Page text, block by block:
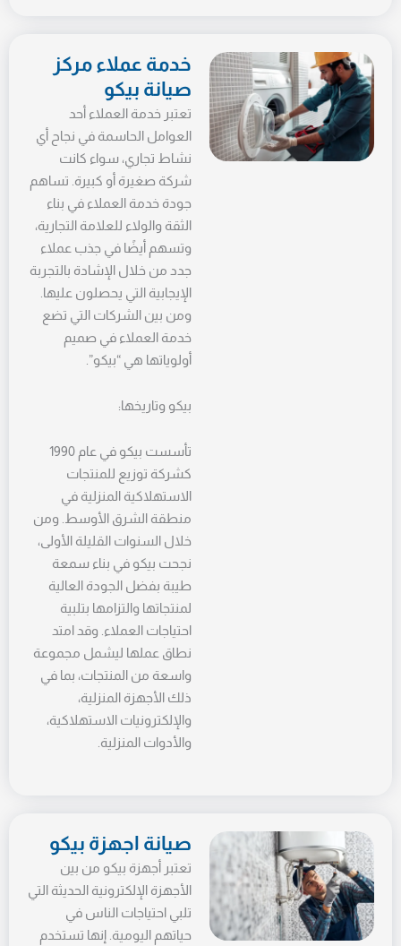
خدمة عملاء مركز
صيانة بيكو
تعتبر خدمة العملاء أحد
العوامل الحاسمة في نجاح أي
نشاط تجاري، سواء كانت
شركة صغيرة أو كبيرة. تساهم
جودة خدمة العملاء في بناء
الثقة والولاء للعلامة التجارية،
وتسهم أيضًا في جذب عملاء
جدد من خلال الإشادة بالتجربة
الإيجابية التي يحصلون عليها.
ومن بين الشركات التي تضع
خدمة العملاء في صميم
أولوياتها هي “بيكو”.
بيكو وتاريخها:
تأسست بيكو في عام 1990
كشركة توزيع للمنتجات
الاستهلاكية المنزلية في
منطقة الشرق الأوسط. ومن
خلال السنوات القليلة الأولى،
نجحت بيكو في بناء سمعة
طيبة بفضل الجودة العالية
لمنتجاتها والتزامها بتلبية
احتياجات العملاء. وقد امتد
نطاق عملها ليشمل مجموعة
واسعة من المنتجات، بما في
ذلك الأجهزة المنزلية،
والإلكترونيات الاستهلاكية،
والأدوات المنزلية.
صيانة اجهزة بيكو
تعتبر أجهزة بيكو من بين
الأجهزة الإلكترونية الحديثة التي
تلبي احتياجات الناس في
حياتهم اليومية. إنها تستخدم